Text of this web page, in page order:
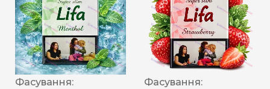
Фасування:
Фасування: